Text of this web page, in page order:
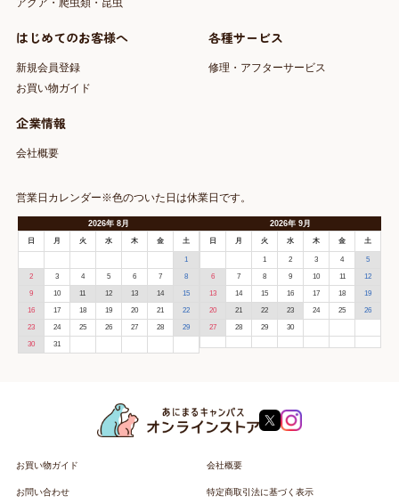
アクア・爬虫類・昆虫
はじめてのお客様へ
新規会員登録
お買い物ガイド
各種サービス
修理・アフターサービス
企業情報
会社概要
営業日カレンダー※色のついた日は休業日です。
2026年 8月
日 月 火 水 木 金 土
1
2 3 4 5 6 7 8
9 10 11 12 13 14 15
16 17 18 19 20 21 22
23 24 25 26 27 28 29
30 31
2026年9月
日 月 火 水 木 金 土
1 2 3 4 5
6 7 8 9 10 11 12
13 14 15 16 17 18 19
20 21 22 23 24 25 26
27 28 29 30
お買い物ガイド 会社概要
お問い合わせ 特定商取引法に基づく表示